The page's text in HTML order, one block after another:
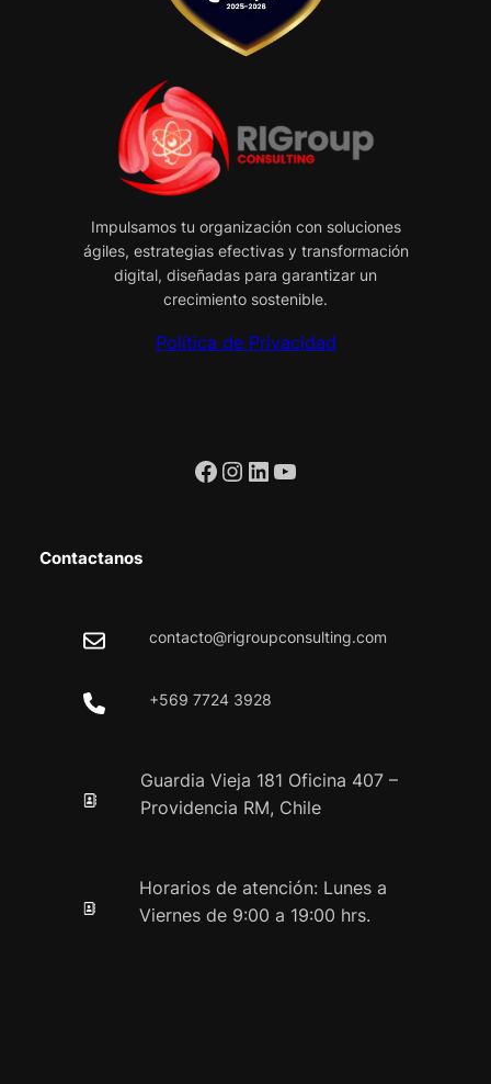
Impulsamos tu organización con soluciones
ágiles, estrategias efectivas y transformación
digital, diseñadas para garantizar un
crecimiento sostenible.
Política de Privacidad
Facebook Instagram LinkedIn YouTube
Contactanos
contacto@rigroupconsulting.com
+569 7724 3928
Guardia Vieja 181 Oficina 407 –
Providencia RM, Chile
Horarios de atención: Lunes a
Viernes de 9:00 a 19:00 hrs.